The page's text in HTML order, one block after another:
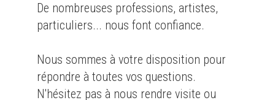
De nombreuses professions, artistes,
particuliers... nous font confiance.
Nous sommes à votre disposition pour
répondre à toutes vos questions.
N'hésitez pas à nous rendre visite ou